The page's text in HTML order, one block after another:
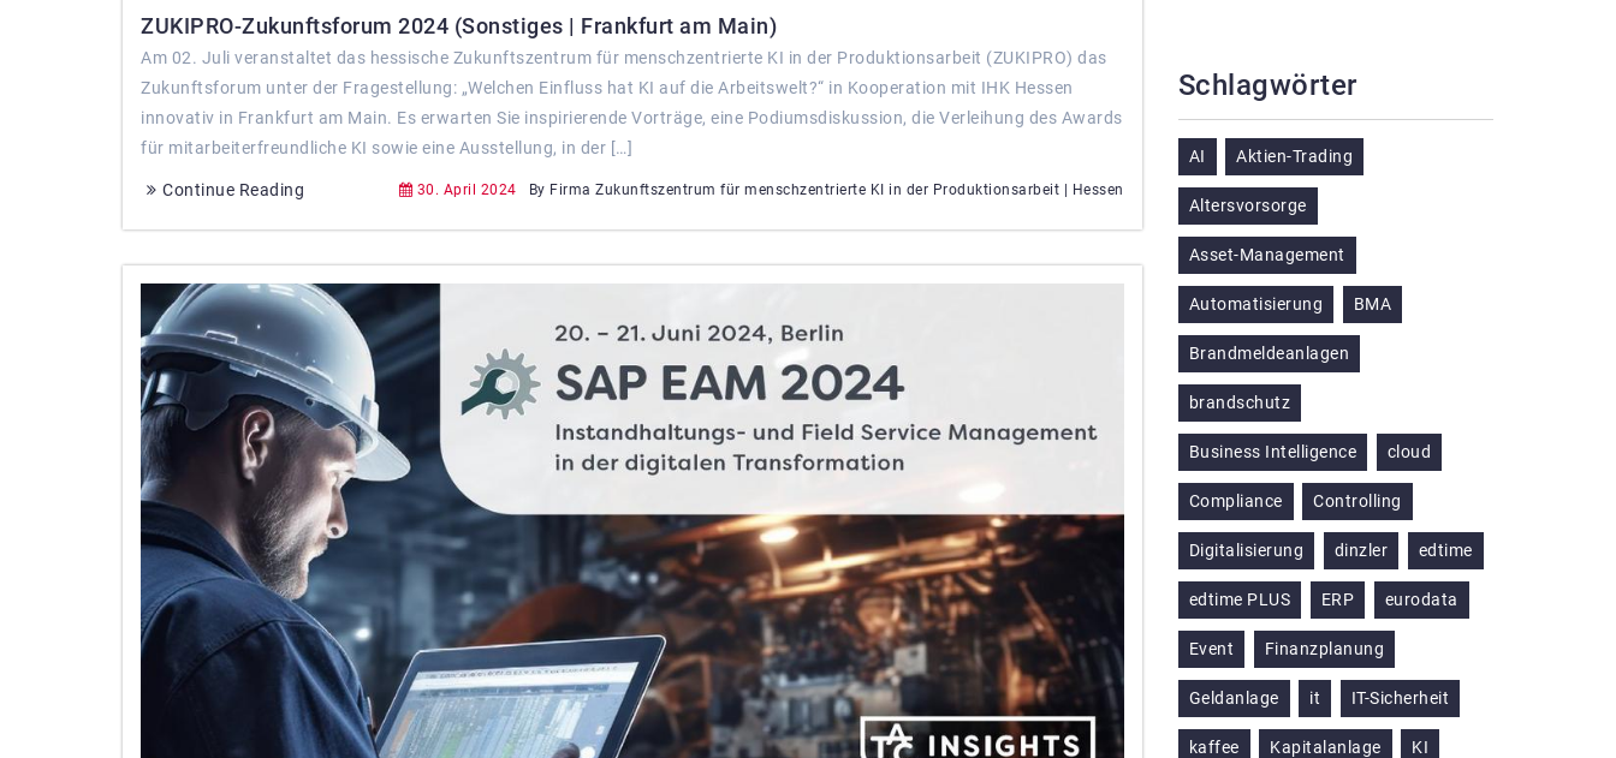
ZUKIPRO-Zukunftsforum 2024 (Sonstiges | Frankfurt am Main)
Am 02. Juli veranstaltet das hessische Zukunftszentrum für menschzentrierte KI in der Produktionsarbeit (ZUKIPRO) das
Zukunftsforum unter der Fragestellung: „Welchen Einfluss hat KI auf die Arbeitswelt?“ in Kooperation mit IHK Hessen
innovativ in Frankfurt am Main. Es erwarten Sie inspirierende Vorträge, eine Podiumsdiskussion, die Verleihung des Awards
für mitarbeiterfreundliche KI sowie eine Ausstellung, in der […]
Continue Reading 30. April 2024 By Firma Zukunftszentrum für menschzentrierte KI in der Produktionsarbeit | Hessen
Schlagwörter
AI Aktien-Trading
Altersvorsorge
Asset-Management
Automatisierung BMA
Brandmeldeanlagen
brandschutz
Business Intelligence cloud
Compliance Controlling
Digitalisierung dinzler edtime
edtime PLUS ERP eurodata
Event Finanzplanung
Geldanlage it IT-Sicherheit
kaffee Kapitalanlage KI